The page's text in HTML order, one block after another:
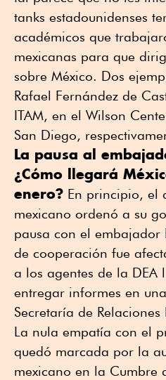
tanks estadounidenses
académicos que
mexicanas para que
sobre México. Dos
Rafael Fernández de
ITAM, en el Wilson
San Diego,
La pausa al
¿Cómo llegará
enero? En principio, el
mexicano ordenó a su
pausa con el embajador
de cooperación fue
a los agentes de la DEA
entregar informes en
Secretaría de Relaciones
La nula empatía con el
quedó marcada por la
mexicano en la Cumbre